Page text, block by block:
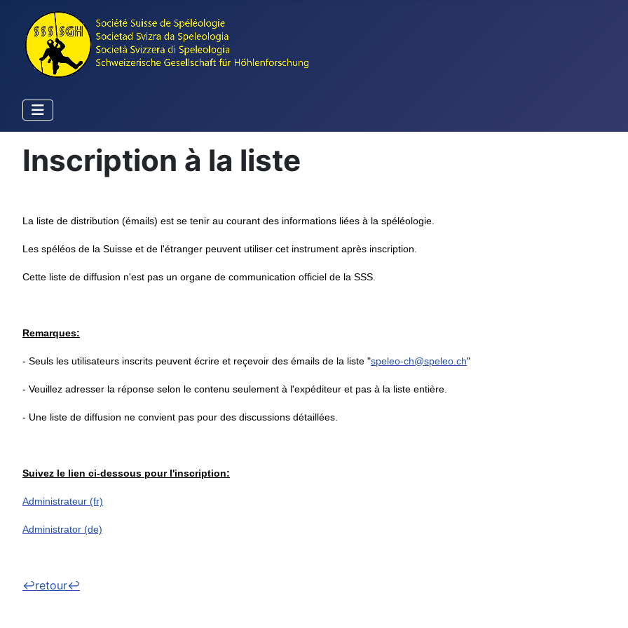
Inscription à la liste
La liste de distribution (émails) est se tenir au courant des informations liées à la spéléologie.
Les spéléos de la Suisse et de l'étranger peuvent utiliser cet instrument après inscription.
Cette liste de diffusion n'est pas un organe de communication officiel de la SSS.
Remarques:
- Seuls les utilisateurs inscrits peuvent écrire et reçevoir des émails de la liste "speleo-ch@speleo.ch"
- Veuillez adresser la réponse selon le contenu seulement à l'expéditeur et pas à la liste entière.
- Une liste de diffusion ne convient pas pour des discussions détaillées.
Suivez le lien ci-dessous pour l'inscription:
Administrateur (fr)
Administrator (de)
↩retour↩